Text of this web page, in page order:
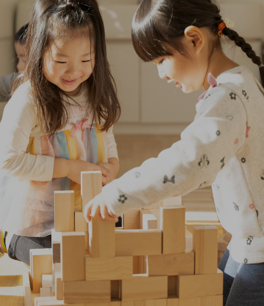
各園のブログ
2026.08.06 赤しそジュース作り～にじ組～2026.08.0
5 【そら組】誕生会
一覧を見る